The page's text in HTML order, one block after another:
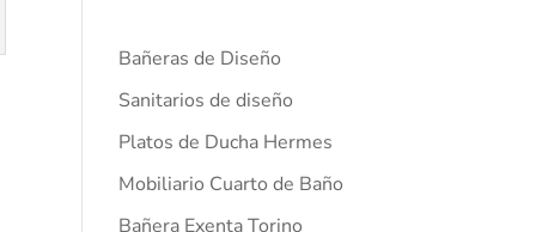
Bañeras de Diseño
Sanitarios de diseño
Platos de Ducha Hermes
Mobiliario Cuarto de Baño
Bañera Exenta Torino